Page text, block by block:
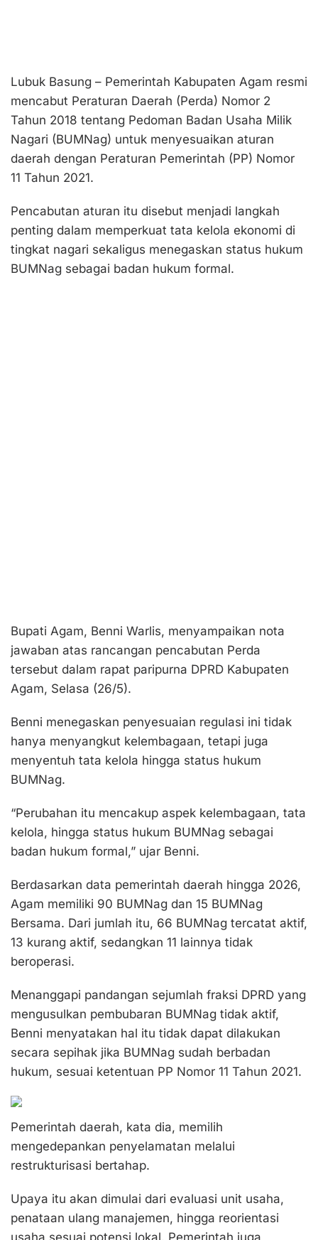
Lubuk Basung – Pemerintah Kabupaten Agam resmi
mencabut Peraturan Daerah (Perda) Nomor 2
Tahun 2018 tentang Pedoman Badan Usaha Milik
Nagari (BUMNag) untuk menyesuaikan aturan
daerah dengan Peraturan Pemerintah (PP) Nomor
11 Tahun 2021.
Pencabutan aturan itu disebut menjadi langkah
penting dalam memperkuat tata kelola ekonomi di
tingkat nagari sekaligus menegaskan status hukum
BUMNag sebagai badan hukum formal.
Bupati Agam, Benni Warlis, menyampaikan nota
jawaban atas rancangan pencabutan Perda
tersebut dalam rapat paripurna DPRD Kabupaten
Agam, Selasa (26/5).
Benni menegaskan penyesuaian regulasi ini tidak
hanya menyangkut kelembagaan, tetapi juga
menyentuh tata kelola hingga status hukum
BUMNag.
“Perubahan itu mencakup aspek kelembagaan, tata
kelola, hingga status hukum BUMNag sebagai
badan hukum formal,” ujar Benni.
Berdasarkan data pemerintah daerah hingga 2026,
Agam memiliki 90 BUMNag dan 15 BUMNag
Bersama. Dari jumlah itu, 66 BUMNag tercatat aktif,
13 kurang aktif, sedangkan 11 lainnya tidak
beroperasi.
Menanggapi pandangan sejumlah fraksi DPRD yang
mengusulkan pembubaran BUMNag tidak aktif,
Benni menyatakan hal itu tidak dapat dilakukan
secara sepihak jika BUMNag sudah berbadan
hukum, sesuai ketentuan PP Nomor 11 Tahun 2021.
Pemerintah daerah, kata dia, memilih
mengedepankan penyelamatan melalui
restrukturisasi bertahap.
Upaya itu akan dimulai dari evaluasi unit usaha,
penataan ulang manajemen, hingga reorientasi
usaha sesuai potensi lokal. Pemerintah juga